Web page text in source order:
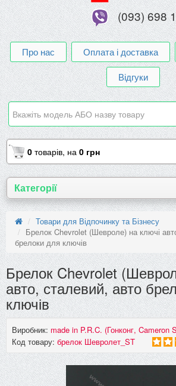
(093) 698
Про нас Оплата і доставка
Відгуки
0 товарів, на 0 грн
Категорії
Товари для Відпочинку та Бізнесу
Брелок Chevrolet (Шевроле) на ключі
брелоки для ключів
Брелок Chevrolet
авто, сталевий, авто
ключів
Виробник: made in P.R.C. (Гонконг, Cameron
Код товару: брелок Шевролет_ST